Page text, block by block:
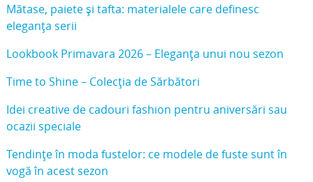
Mătase, paiete și tafta: materialele care definesc
eleganța serii
Lookbook Primavara 2026 – Eleganța unui nou sezon
Time to Shine – Colecția de Sărbători
Idei creative de cadouri fashion pentru aniversări sau
ocazii speciale
Tendințe în moda fustelor: ce modele de fuste sunt în
vogă în acest sezon